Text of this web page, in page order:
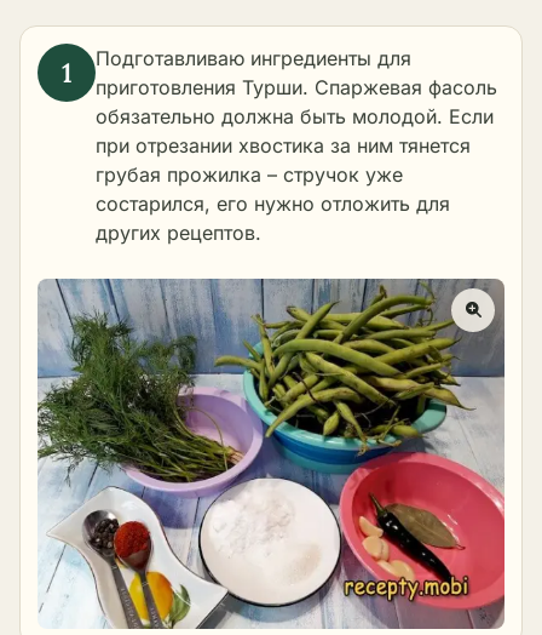
Подготавливаю ингредиенты для
приготовления Турши. Спаржевая фасоль
обязательно должна быть молодой. Если
при отрезании хвостика за ним тянется
грубая прожилка – стручок уже
состарился, его нужно отложить для
других рецептов.